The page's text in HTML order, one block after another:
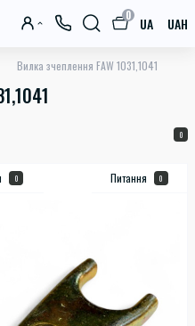
0 UA UAH
Вилка зчеплення FAW 1031,1041
0
0 Питання 0